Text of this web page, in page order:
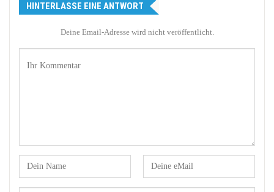
HINTERLASSE EINE ANTWORT
Deine Email-Adresse wird nicht veröffentlicht.